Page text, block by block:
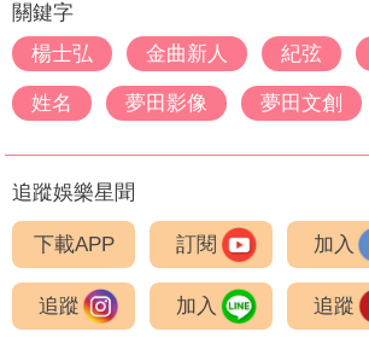
關鍵字
楊士弘
金曲新人 紀弦
姓名 夢田影像 夢田文創
追蹤娛樂星聞
下載APP 訂閱 加入
追蹤 加入 追蹤